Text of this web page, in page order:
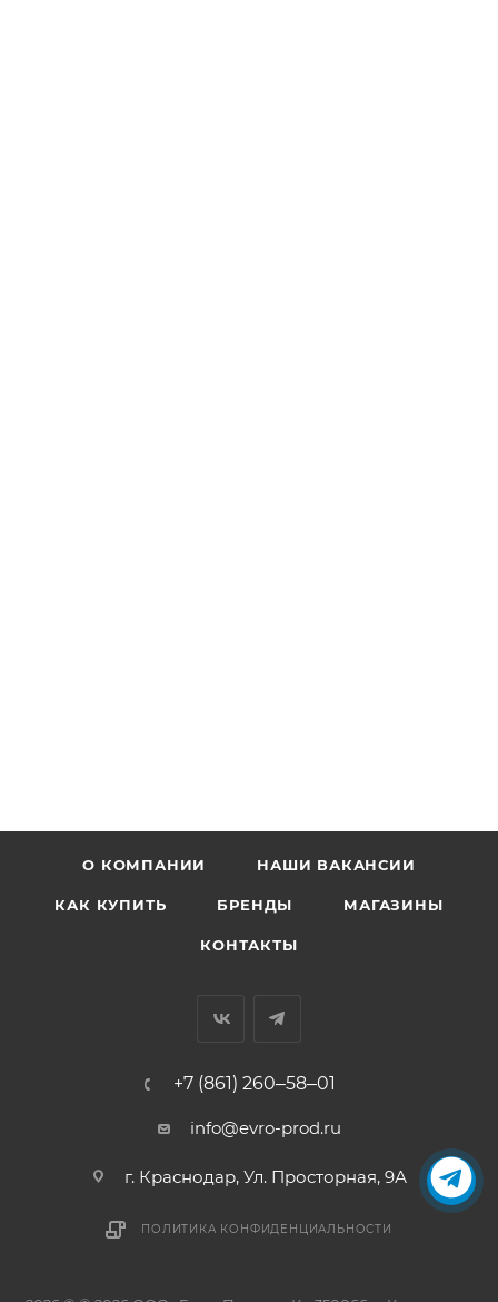
О КОМПАНИИ НАШИ ВАКАНСИИ
КАК КУПИТЬ БРЕНДЫ МАГАЗИНЫ
КОНТАКТЫ
+7 (861) 260‒58‒01
info@evro-prod.ru
г. Краснодар, ​Ул. Просторная, 9А
ПОЛИТИКА КОНФИДЕНЦИАЛЬНОСТИ